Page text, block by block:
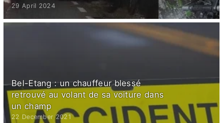
29 April 2024
Bel-Etang : un chauffeur blessé
retrouvé au volant de sa voiture dans
un champ
22 December 2021